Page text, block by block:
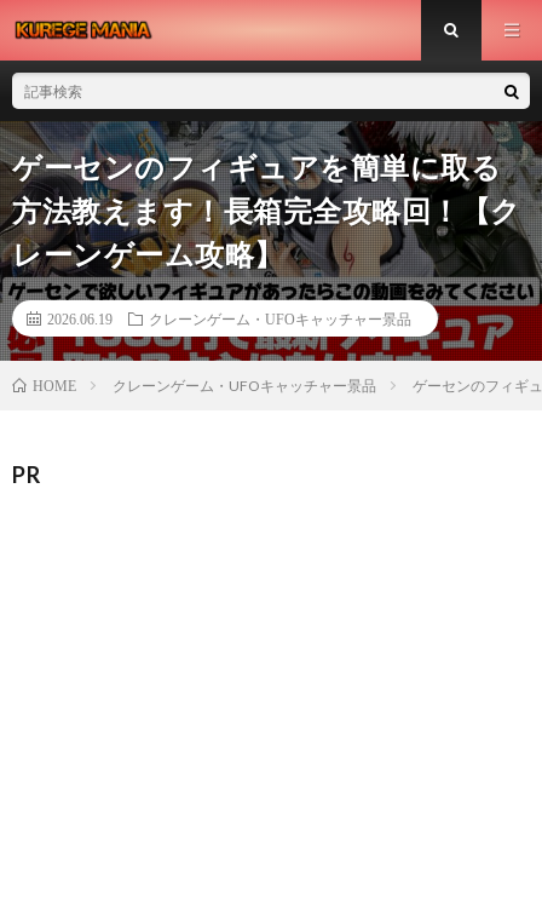
ゲーセンのフィギュアを簡単に取る
方法教えます！長箱完全攻略回！【ク
レーンゲーム攻略】
2026.06.19 クレーンゲーム・UFOキャッチャー景品
HOME クレーンゲーム・UFOキャッチャー景品 ゲーセンのフィギ
PR